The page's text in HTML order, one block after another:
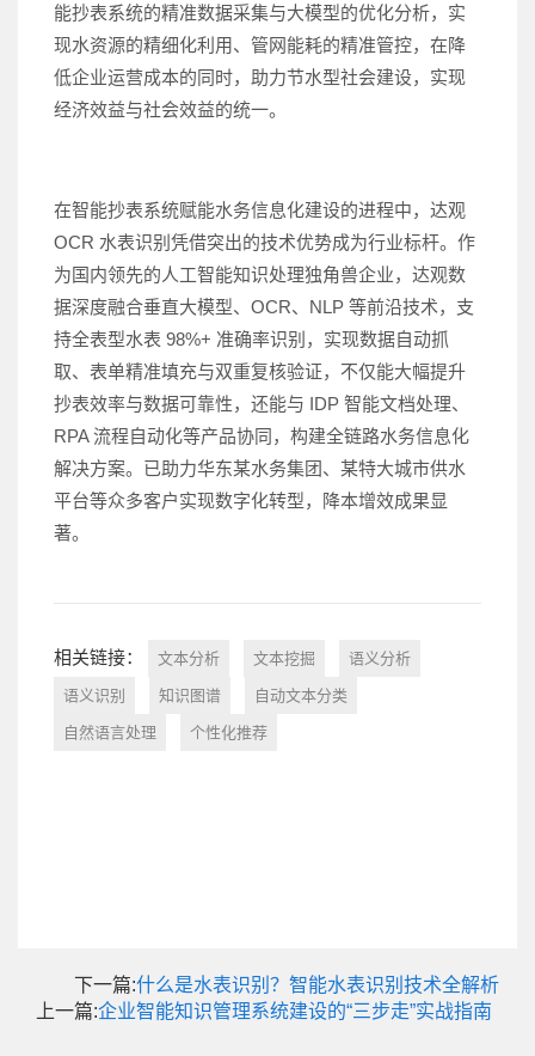
能抄表系统的精准数据采集与大模型的优化分析，实
现水资源的精细化利用、管网能耗的精准管控，在降
低企业运营成本的同时，助力节水型社会建设，实现
经济效益与社会效益的统一。
在智能抄表系统赋能水务信息化建设的进程中，达观
OCR 水表识别凭借突出的技术优势成为行业标杆。作
为国内领先的人工智能知识处理独角兽企业，达观数
据深度融合垂直大模型、OCR、NLP 等前沿技术，支
持全表型水表 98%+ 准确率识别，实现数据自动抓
取、表单精准填充与双重复核验证，不仅能大幅提升
抄表效率与数据可靠性，还能与 IDP 智能文档处理、
RPA 流程自动化等产品协同，构建全链路水务信息化
解决方案。已助力华东某水务集团、某特大城市供水
平台等众多客户实现数字化转型，降本增效成果显
著。
相关链接： 文本分析 文本挖掘 语义分析
语义识别 知识图谱 自动文本分类
自然语言处理 个性化推荐
下一篇:什么是水表识别？智能水表识别技术全解析
上一篇:企业智能知识管理系统建设的“三步走”实战指南